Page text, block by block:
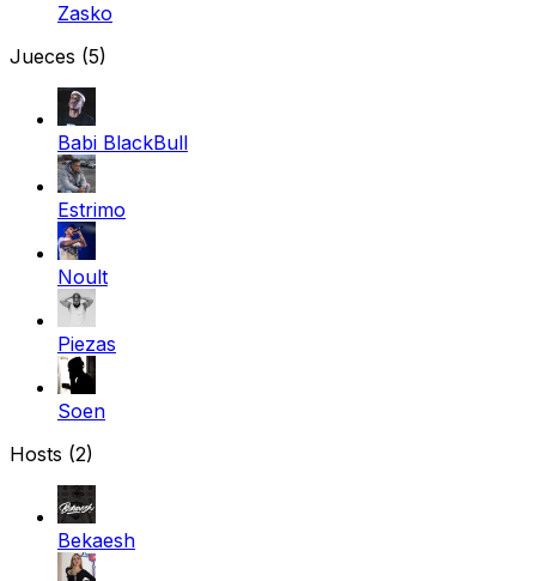
Zasko
Jueces (5)
Babi BlackBull
Estrimo
Noult
Piezas
Soen
Hosts (2)
Bekaesh